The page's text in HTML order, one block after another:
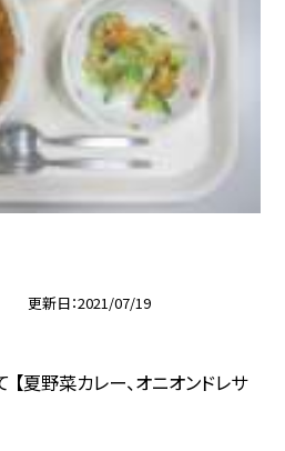
更新日 2021/07/19
夏野菜カレー、オニオンドレサ